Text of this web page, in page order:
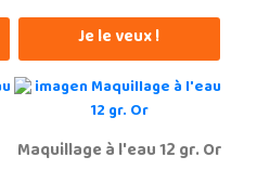
Je le veux !
Maquillage à l'eau 12 gr. Or